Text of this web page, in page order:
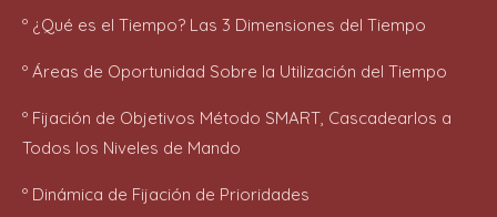
º ¿Qué es el Tiempo? Las 3 Dimensiones del Tiempo
º Áreas de Oportunidad Sobre la Utilización del Tiempo
º Fijación de Objetivos Método SMART, Cascadearlos a
Todos los Niveles de Mando
º Dinámica de Fijación de Prioridades